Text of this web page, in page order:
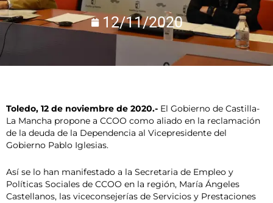
12/11/2020
Toledo, 12 de noviembre de 2020.- El Gobierno de Castilla-
La Mancha propone a CCOO como aliado en la reclamación
de la deuda de la Dependencia al Vicepresidente del
Gobierno Pablo Iglesias.
Así se lo han manifestado a la Secretaria de Empleo y
Políticas Sociales de CCOO en la región, María Ángeles
Castellanos, las viceconsejerías de Servicios y Prestaciones